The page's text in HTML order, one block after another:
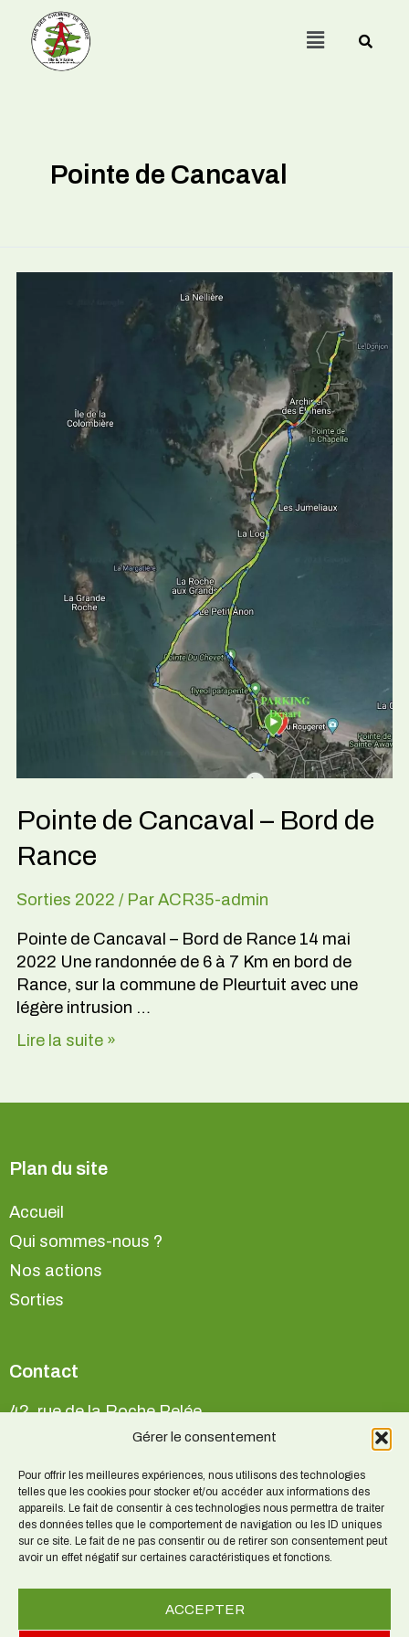
Gérer le consentement
Pour offrir les meilleures expériences, nous utilisons des technologies
telles que les cookies pour stocker et/ou accéder aux informations des
appareils. Le fait de consentir à ces technologies nous permettra de traiter
des données telles que le comportement de navigation ou les ID uniques
sur ce site. Le fait de ne pas consentir ou de retirer son consentement peut
avoir un effet négatif sur certaines caractéristiques et fonctions.
ACCEPTER
Menu
Pointe de Cancaval
Pointe de Cancaval – Bord de
Rance
Sorties 2022 / ParACR35-admin
Pointe de Cancaval – Bord de Rance 14 mai
2022 Une randonnée de 6 à 7 Km en bord de
Rance, sur la commune de Pleurtuit avec une
légère intrusion …
Lire la suite »
Plan du site
Accueil
Qui sommes-nous ?
Nos actions
Sorties
Contact
42, rue de la Roche Pelée
35800 Saint-Lunaire
Pour tout renseignement :
Patrice BAUCHÉ 06 86 40 66 47